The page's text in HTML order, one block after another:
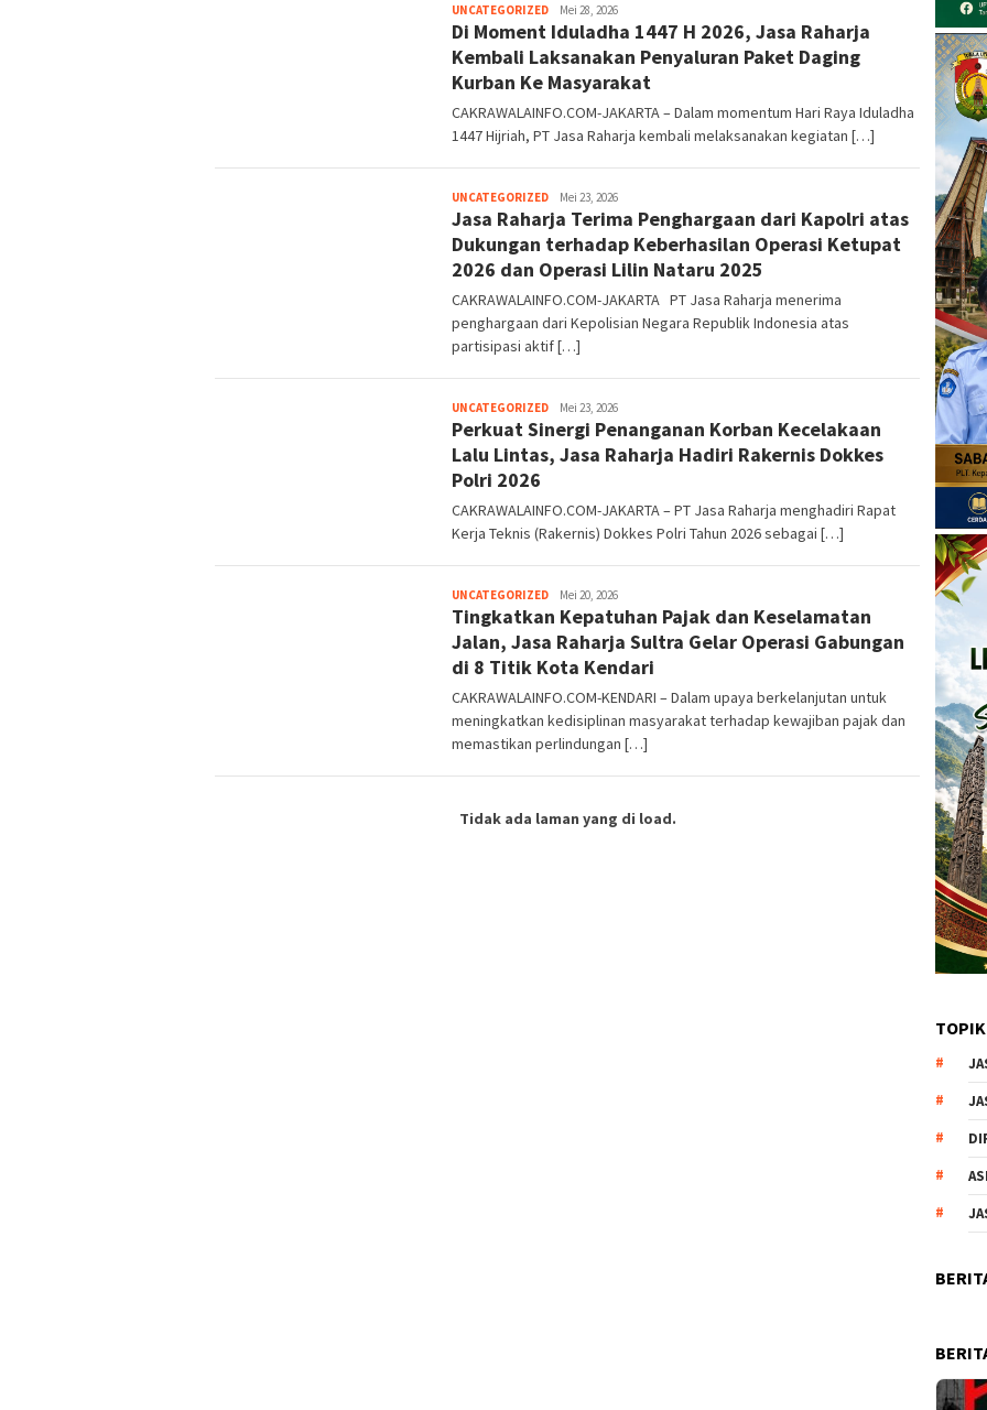
UNCATEGORIZED Kusuma
Perwira
Mei 28, 2026
Di Moment Iduladha 1447 H 2026, Jasa Raharja
Kembali Laksanakan Penyaluran Paket Daging
Kurban Ke Masyarakat
CAKRAWALAINFO.COM-JAKARTA – Dalam momentum Hari Raya Iduladha
1447 Hijriah, PT Jasa Raharja kembali melaksanakan kegiatan […]
UNCATEGORIZED Kusuma
Perwira
Mei 23, 2026
Jasa Raharja Terima Penghargaan dari Kapolri atas
Dukungan terhadap Keberhasilan Operasi Ketupat
2026 dan Operasi Lilin Nataru 2025
CAKRAWALAINFO.COM-JAKARTA PT Jasa Raharja menerima
penghargaan dari Kepolisian Negara Republik Indonesia atas
partisipasi aktif […]
UNCATEGORIZED Kusuma
Perwira
Mei 23, 2026
Perkuat Sinergi Penanganan Korban Kecelakaan
Lalu Lintas, Jasa Raharja Hadiri Rakernis Dokkes
Polri 2026
CAKRAWALAINFO.COM-JAKARTA – PT Jasa Raharja menghadiri Rapat
Kerja Teknis (Rakernis) Dokkes Polri Tahun 2026 sebagai […]
UNCATEGORIZED Kusuma
Perwira
Mei 20, 2026
Tingkatkan Kepatuhan Pajak dan Keselamatan
Jalan, Jasa Raharja Sultra Gelar Operasi Gabungan
di 8 Titik Kota Kendari
CAKRAWALAINFO.COM-KENDARI – Dalam upaya berkelanjutan untuk
meningkatkan kedisiplinan masyarakat terhadap kewajiban pajak dan
memastikan perlindungan […]
Tidak ada laman yang di load.